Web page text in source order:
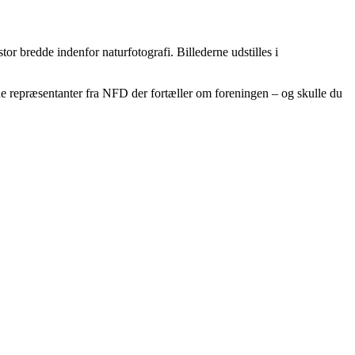
bredde indenfor naturfotografi. Billederne udstilles i
repræsentanter fra NFD der fortæller om foreningen – og skulle du